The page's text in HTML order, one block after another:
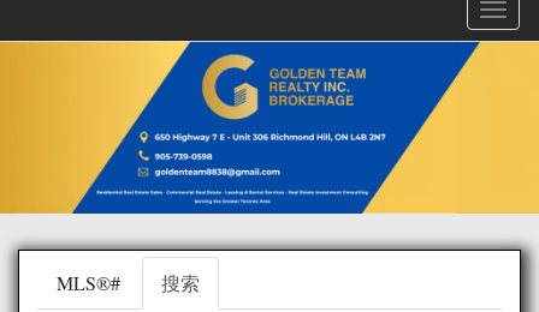
菜
单
MLS®# 搜索